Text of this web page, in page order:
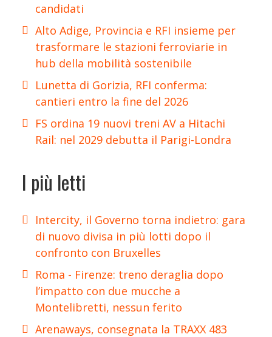
candidati
Alto Adige, Provincia e RFI insieme per
trasformare le stazioni ferroviarie in
hub della mobilità sostenibile
Lunetta di Gorizia, RFI conferma:
cantieri entro la fine del 2026
FS ordina 19 nuovi treni AV a Hitachi
Rail: nel 2029 debutta il Parigi-Londra
I più letti
Intercity, il Governo torna indietro: gara
di nuovo divisa in più lotti dopo il
confronto con Bruxelles
Roma - Firenze: treno deraglia dopo
l’impatto con due mucche a
Montelibretti, nessun ferito
Arenaways, consegnata la TRAXX 483